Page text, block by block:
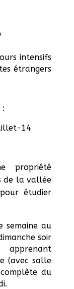
intensifs
étrangers
:
14
propriété
de la vallée
étudier
semaine au
soir
apprenant
(avec salle
du